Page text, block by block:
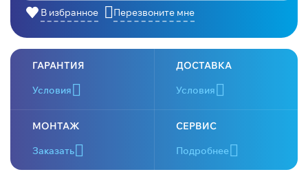
В избранное Перезвоните мне
ГАРАНТИЯ
Условия
ДОСТАВКА
Условия
МОНТАЖ
Заказать
СЕРВИС
Подробнее